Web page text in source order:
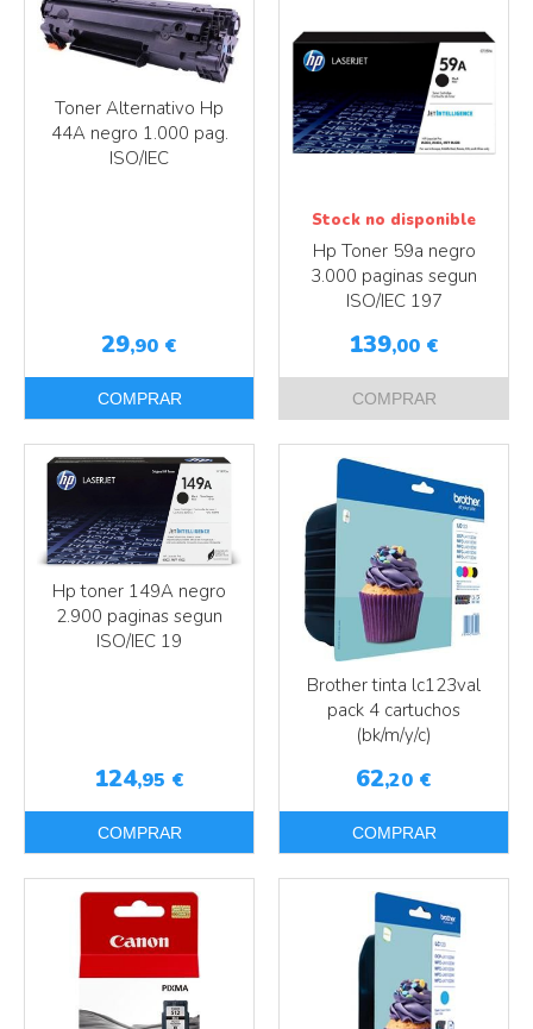
Toner Alternativo Hp
44A negro 1.000 pag.
ISO/IEC
29,90 €
COMPRAR
Hp Toner 59a negro
3.000 paginas segun
ISO/IEC 197
139,00 €
Stock no disponible
COMPRAR
Hp toner 149A negro
2.900 paginas segun
ISO/IEC 19
124,95 €
COMPRAR
Brother tinta lc123val
pack 4 cartuchos
(bk/m/y/c)
62,20 €
COMPRAR
Más info
Más info